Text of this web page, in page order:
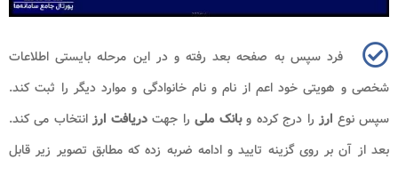
فرد سپس به صفحه بعد رفته و در این مرحله بایستی اطلاعات
شخصی و هویتی خود اعم از نام و نام خانوادگی و موارد دیگر را ثبت کند.
سپس نوع ارز را درج کرده وبانک ملی را جهتدریافت ارزانتخاب می کند.
بعد از آن بر روی گزینه تایید و ادامه ضربه زده که مطابق تصویر زیر قابل